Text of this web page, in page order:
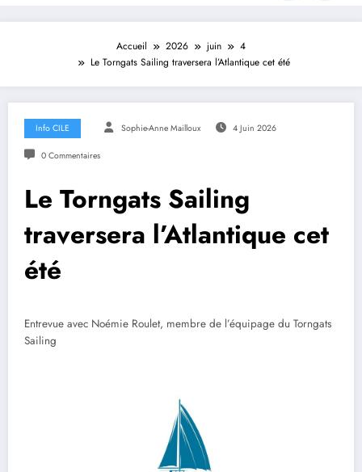
Accueil 2026 juin
4
Le Torngats Sailing traversera l’Atlantique cet été
Info CILE Sophie-Anne Mailloux 4 Juin 2026
0 Commentaires
Le Torngats Sailing
traversera l’Atlantique cet
été
Entrevue avec Noémie Roulet, membre de l’équipage du Torngats
Sailing